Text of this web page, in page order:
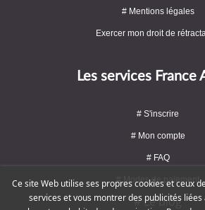
# Mentions légales
Exercer mon droit de
Les services France
# S'inscrire
# Mon compte
# FAQ
# Modes de paiement
# Le blog
Ce site Web utilise ses propres cookies et ceux
services et vous montrer des publicités